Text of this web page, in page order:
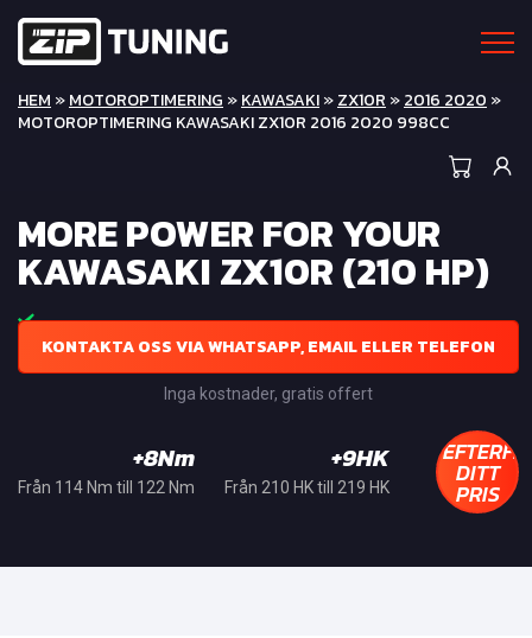
HEM »MOTOROPTIMERING »KAWASAKI»ZX10R »2016 2020 »
MOTOROPTIMERING KAWASAKI ZX10R 2016 2020 998CC
MORE POWER FOR YOUR
KAWASAKI ZX10R (210 HP)
KONTAKTA OSS VIA WHATSAPP, EMAIL ELLER TELEFON
Inga kostnader, gratis offert
+8Nm
Från 114 Nm till 122 Nm
+9HK
Från 210 HK till 219 HK DITT
PRIS